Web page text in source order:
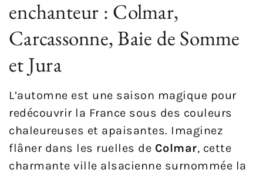
enchanteur : Colmar,
Carcassonne, Baie de Somme
et Jura
L’automne est une saison magique pour
redécouvrir la France sous des couleurs
chaleureuses et apaisantes. Imaginez
flâner dans les ruelles de Colmar, cette
charmante ville alsacienne surnommée la